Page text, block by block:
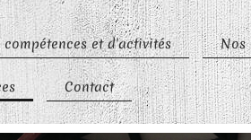
et d'activités Nos
Contact